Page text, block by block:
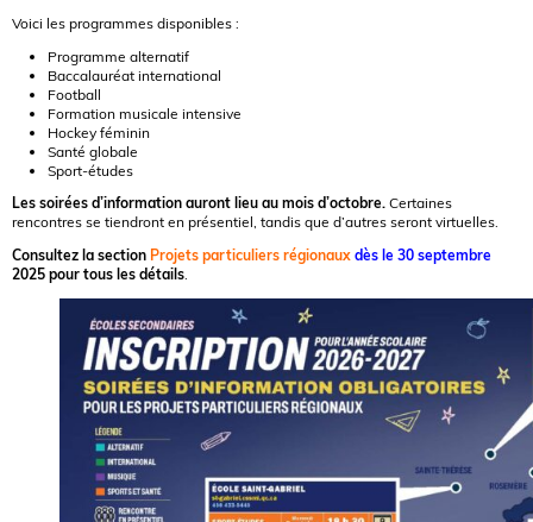
Voici les programmes disponibles :
Programme alternatif
Baccalauréat international
Football
Formation musicale intensive
Hockey féminin
Santé globale
Sport-études
Les soirées d’information auront lieu au mois d’octobre. Certaines
rencontres se tiendront en présentiel, tandis que d’autres seront virtuelles.
Consultez la section Projets particuliers régionaux dès le 30 septembre
2025 pour tous les détails.